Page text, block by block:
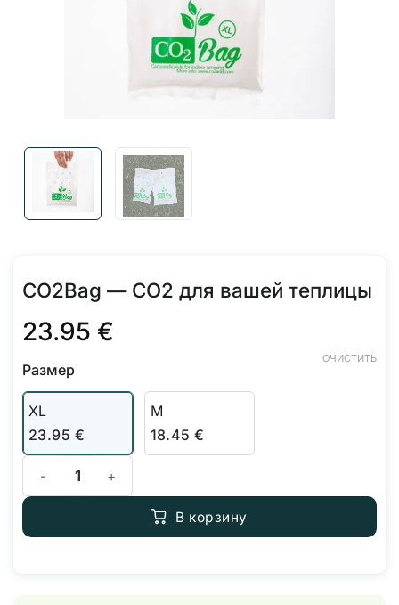
CO2Bag — CO2 для вашей теплицы
23.95 €
Размер
XL
23.95 €
М
18.45€
ОЧИСТИТЬ
Количество товара CO2Bag — CO2 для вашей теплицы
В корзину